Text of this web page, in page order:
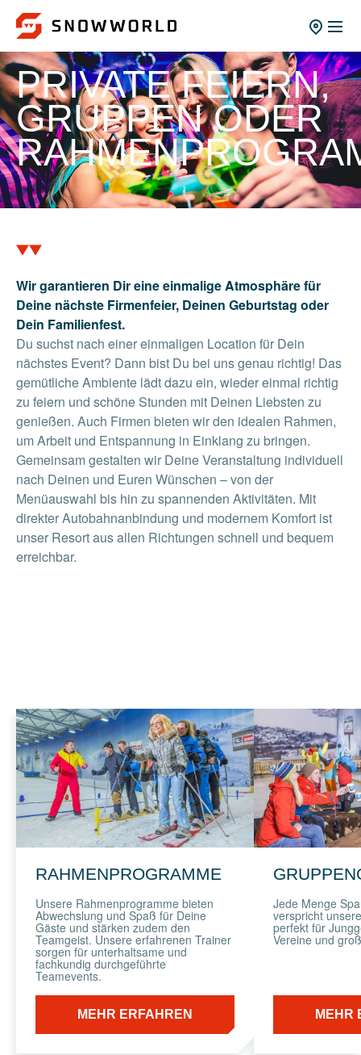
PRIVATE FEIERN,
GRUPPEN ODER
Wir garantieren Dir eine einmalige Atmosphäre für
Deine nächste Firmenfeier, Deinen Geburtstag oder
Dein Familienfest.
Du suchst nach einer einmaligen Location für Dein
nächstes Event? Dann bist Du bei uns genau richtig! Das
gemütliche Ambiente lädt dazu ein, wieder einmal richtig
zu feiern und schöne Stunden mit Deinen Liebsten zu
genießen. Auch Firmen bieten wir den idealen Rahmen,
um Arbeit und Entspannung in Einklang zu bringen.
Gemeinsam gestalten wir Deine Veranstaltung individuell
nach Deinen und Euren Wünschen – von der
Menüauswahl bis hin zu spannenden Aktivitäten. Mit
direkter Autobahnanbindung und modernem Komfort ist
unser Resort aus allen Richtungen schnell und bequem
erreichbar.
RAHMENPROGRAMME
Unsere Rahmenprogramme bieten
Abwechslung und Spaß für Deine
Gäste und stärken zudem den
Teamgeist. Unsere erfahrenen Trainer
sorgen für unterhaltsame und
fachkundig durchgeführte
Teamevents.
MEHR ERFAHREN
Jede Menge
verspricht
perfekt für
Vereine und
MEHR